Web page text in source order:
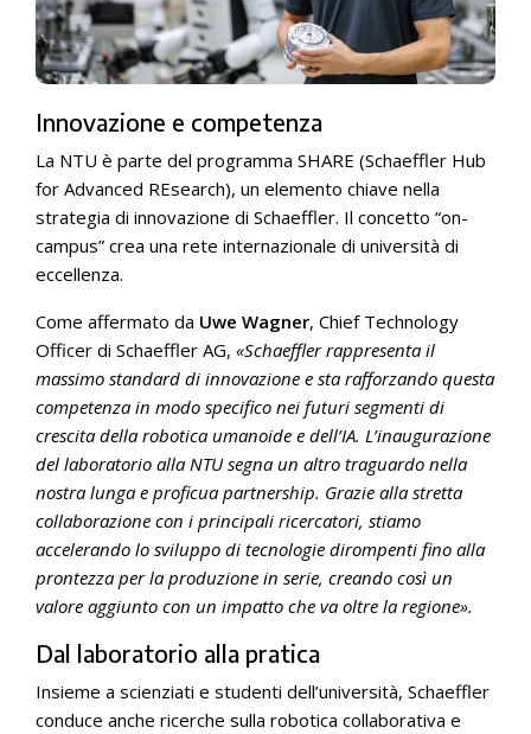
Innovazione e competenza
La NTU è parte del programma SHARE (Schaeffler Hub
for Advanced REsearch), un elemento chiave nella
strategia di innovazione di Schaeffler. Il concetto “on-
campus” crea una rete internazionale di università di
eccellenza.
Come affermato da Uwe Wagner, Chief Technology
Officer di Schaeffler AG, «Schaeffler rappresenta il
massimo standard di innovazione e sta rafforzando questa
competenza in modo specifico nei futuri segmenti di
crescita della robotica umanoide e dell’IA. L’inaugurazione
del laboratorio alla NTU segna un altro traguardo nella
nostra lunga e proficua partnership. Grazie alla stretta
collaborazione con i principali ricercatori, stiamo
accelerando lo sviluppo di tecnologie dirompenti fino alla
prontezza per la produzione in serie, creando così un
valore aggiunto con un impatto che va oltre la regione».
Dal laboratorio alla pratica
Insieme a scienziati e studenti dell’università, Schaeffler
conduce anche ricerche sulla robotica collaborativa e